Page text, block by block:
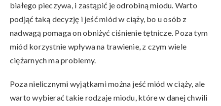
białego pieczywa, i zastąpić je odrobiną miodu. Warto
podjąć taką decyzję i jeść miód w ciąży, bo u osób z
nadwagą pomaga on obniżyć ciśnienie tętnicze. Poza tym
miód korzystnie wpływa na trawienie, z czym wiele
ciężarnych ma problemy.
Poza nielicznymi wyjątkami można jeść miód w ciąży, ale
warto wybierać takie rodzaje miodu, które w danej chwili